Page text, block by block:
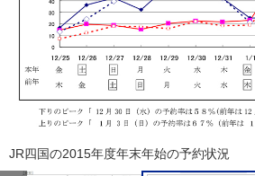
JR四国の2015年度年末年始の予約状況